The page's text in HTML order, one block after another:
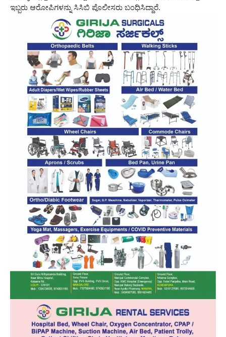
ಇಬ್ಬರು ಆರೋಪಿಗಳನ್ನು ಸಿಸಿಬಿ ಪೊಲೀಸರು ಬಂಧಿಸಿದ್ದಾರೆ.